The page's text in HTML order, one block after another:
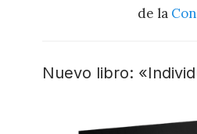
de la
Nuevo libro: